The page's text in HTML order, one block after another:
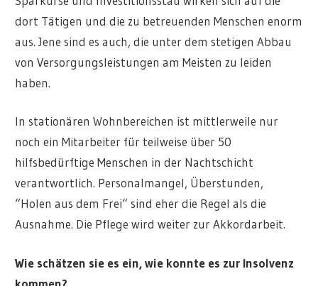
dort Tätigen und die zu betreuenden Menschen enorm
aus. Jene sind es auch, die unter dem stetigen Abbau
von Versorgungsleistungen am Meisten zu leiden
haben.
In stationären Wohnbereichen ist mittlerweile nur
noch ein Mitarbeiter für teilweise über 50
hilfsbedürftige Menschen in der Nachtschicht
verantwortlich. Personalmangel, Überstunden,
“Holen aus dem Frei“ sind eher die Regel als die
Ausnahme. Die Pflege wird weiter zur Akkordarbeit.
Wie schätzen sie es ein, wie konnte es zur Insolvenz